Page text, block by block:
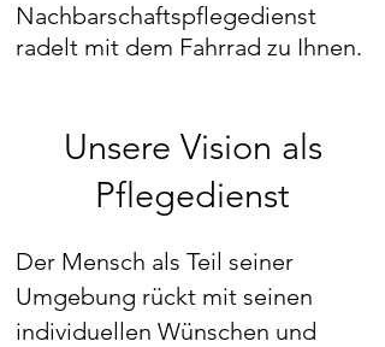
Nachbarschaftspflegedienst
radelt mit dem Fahrrad zu Ihnen.
Unsere Vision als
Pflegedienst
Der Mensch als Teil seiner
Umgebung rückt mit seinen
individuellen Wünschen und